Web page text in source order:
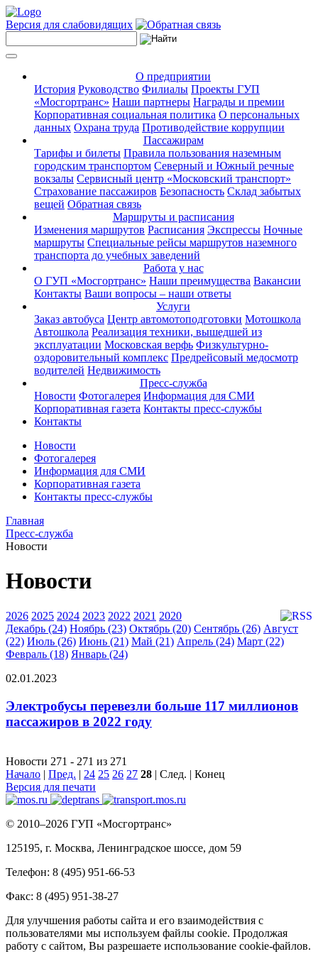
Версия для слабовидящих
О предприятии
История Руководство Филиалы Проекты ГУП
«Мосгортранс» Наши партнеры Награды и премии
Корпоративная социальная политика О персональных
данных Охрана труда Противодействие коррупции
Пассажирам
Тарифы и билеты Правила пользования наземным
городским транспортом Северный и Южный речные
вокзалы Сервисный центр «Московский транспорт»
Страхование пассажиров Безопасность Склад забытых
вещей Обратная связь
Маршруты и расписания
Изменения маршрутов Расписания Экспрессы Ночные
маршруты Специальные рейсы маршрутов наземного
транспорта до учебных заведений
Работа у нас
О ГУП «Мосгортранс» Наши преимущества Вакансии
Контакты Ваши вопросы – наши ответы
Услуги
Заказ автобуса Центр автомотоподготовки Мотошкола
Автошкола Реализация техники, вышедшей из
эксплуатации Московская верфь Физкультурно-
оздоровительный комплекс Предрейсовый медосмотр
водителей Недвижимость
Пресс-служба
Новости Фотогалерея Информация для СМИ
Корпоративная газета Контакты пресс-службы
Контакты
Новости
Фотогалерея
Информация для СМИ
Корпоративная газета
Контакты пресс-службы
Главная
Пресс-служба
Новости
Новости
2026 2025 2024 2023 2022 2021 2020
Декабрь (24) Ноябрь (23) Октябрь (20) Сентябрь (26) Август
(22) Июль (26) Июнь (21) Май (21) Апрель (24) Март (22)
Февраль (18) Январь (24)
02.01.2023
Электробусы перевезли больше 117 миллионов
пассажиров в 2022 году
Новости 271 - 271 из 271
Начало | Пред. | 24 25 26 27 28 | След. | Конец
Версия для печати
© 2010–2026 ГУП «Мосгортранс»
125195, г. Москва, Ленинградское шоссе, дом 59
Телефон: 8 (495) 951-66-53
Факс: 8 (495) 951-38-27
Для улучшения работы сайта и его взаимодействия с
пользователями мы используем файлы cookie. Продолжая
работу с сайтом, Вы разрешаете использование cookie-файлов.